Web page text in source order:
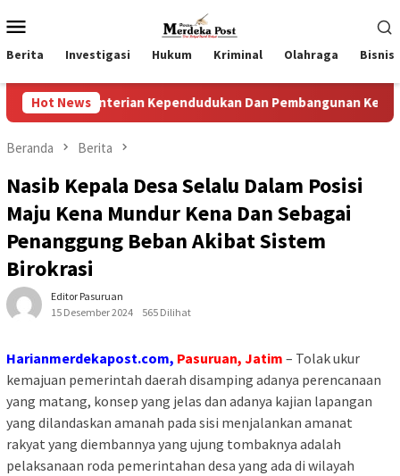
ke
kontenMobile
Berita Investigasi Hukum Kriminal Olahraga Bisnis
Hot News
Kependudukan Dan Pembangunan Keluarga
Beranda Berita
Nasib Kepala Desa Selalu Dalam Posisi
Maju Kena Mundur Kena Dan Sebagai
Penanggung Beban Akibat Sistem
Birokrasi
Editor Pasuruan
15 Desember 2024
565 Dilihat
Harianmerdekapost.com, Pasuruan, Jatim – Tolak ukur
kemajuan pemerintah daerah disamping adanya perencanaan
yang matang, konsep yang jelas dan adanya kajian lapangan
yang dilandaskan amanah pada sisi menjalankan amanat
rakyat yang diembannya yang ujung tombaknya adalah
pelaksanaan roda pemerintahan desa yang ada di wilayah